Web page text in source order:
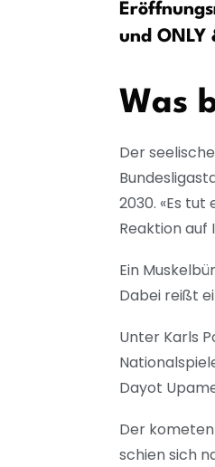
und ONLY
Was
Der
2030. «Es
Reaktion auf
Ein
Dabei reißt
Unter Karls
Dayot
Der
schien sich